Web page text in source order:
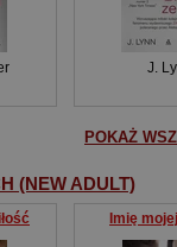
J.
POKAŻ
(NEW ADULT)
Imię